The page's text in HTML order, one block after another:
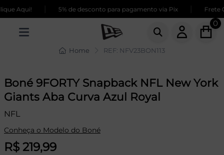
Aqui! 5% de desconto para pagamento via Pix Frete
0
Home REF: NFV23BON113
Boné 9FORTY Snapback NFL New York
Giants Aba Curva Azul Royal
NFL
Conheça o Modelo do Boné
R$ 219,99